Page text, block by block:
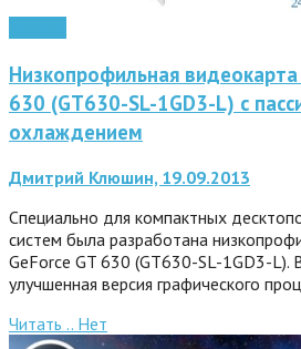
Низкопрофильная видеокарта
630 (GT630-SL-1GD3-L) с
охлаждением
Дмитрий Клюшин, 19.09.2013
Специально для компактных
систем была разработана
GeForce GT 630 (GT630-SL-1GD3-L).
улучшенная версия графического
Читать .. Нет